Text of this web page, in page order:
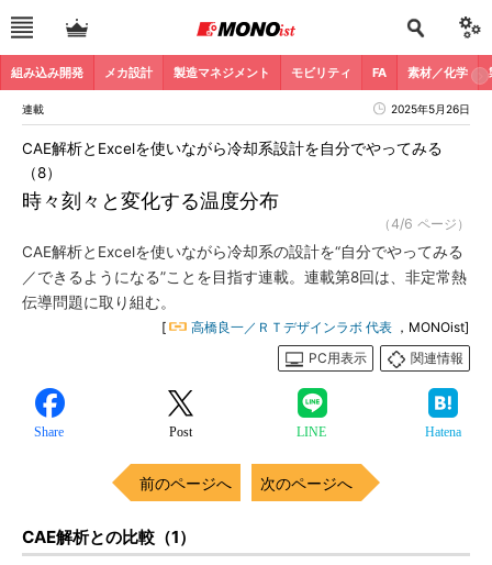
組み込み開発 メカ設計 製造マネジメント モビリティ FA 素材／化学
連載 2025年5月26日
時々刻々と変化する温度分布
CAE解析とExcelを使いながら冷却系設計を自分でやってみる
（8）
（4/6 ページ）
CAE解析とExcelを使いながら冷却系の設計を“自分でやってみる
／できるようになる”ことを目指す連載。連載第8回は、非定常熱
伝導問題に取り組む。
[ 高橋良一／ＲＴデザインラボ 代表 ，MONOist]
PC用表示
関連情報
Share Post LINE Hatena
前のページへ 次のページへ
CAE解析との比較（1）